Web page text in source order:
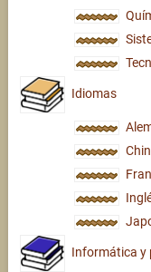
Idiomas
Informática y